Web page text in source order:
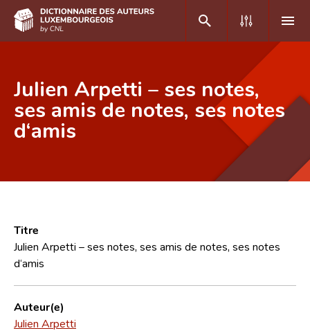
DE FR
Accueil
Recherche avancée
CNL
Équipe scientifique
Julien Arpetti – ses notes,
ses amis de notes, ses notes
d‘amis
Titre
Julien Arpetti – ses notes, ses amis de notes, ses notes
d‘amis
Auteur(e)
Julien Arpetti